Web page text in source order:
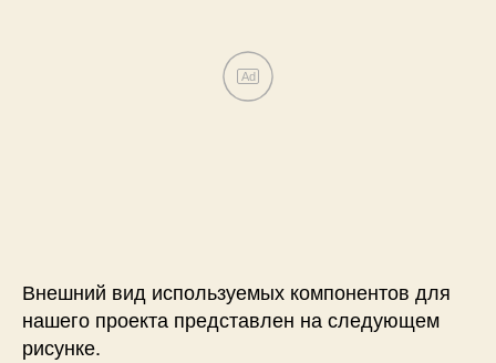
Ad
Внешний вид используемых компонентов для
нашего проекта представлен на следующем
рисунке.